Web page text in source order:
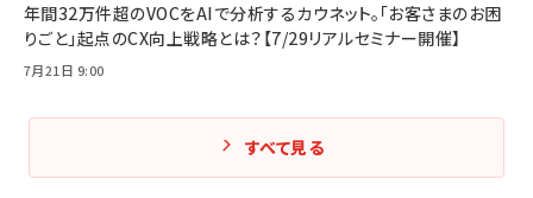
年間32万件超のVOCをAIで分析するカウネット。「お客さまのお困
りごと」起点のCX向上戦略とは？【7/29リアルセミナー開催】
7月21日 9:00
すべて見る